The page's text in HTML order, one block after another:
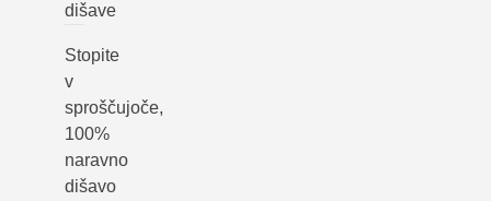
dišave
Stopite
v
sproščujoče,
100%
naravno
dišavo